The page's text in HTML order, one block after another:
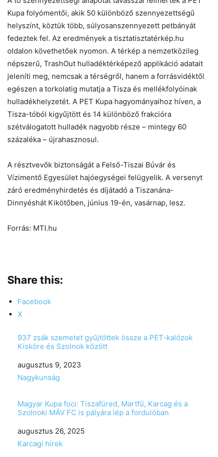
Kupa folyómentői, akik 50 különböző szennyezettségű
helyszínt, köztük több, súlyosanszennyezett petbányát
fedeztek fel. Az eredmények a tisztatisztatérkép.hu
oldalon követhetőek nyomon. A térkép a nemzetközileg
népszerű, TrashOut hulladéktérképező applikáció adatait
jeleníti meg, nemcsak a térségről, hanem a forrásvidéktől
egészen a torkolatig mutatja a Tisza és mellékfolyóinak
hulladékhelyzetét. A PET Kupa hagyományaihoz híven, a
Tisza-tóból kigyűjtött és 14 különböző frakcióra
szétválogatott hulladék nagyobb része – mintegy 60
százaléka – újrahasznosul.
A résztvevők biztonságát a Felső-Tiszai Búvár és
Vízimentő Egyesület hajóegységei felügyelik. A versenyt
záró eredményhirdetés és díjátadó a Tiszanána-
Dinnyéshát Kikötőben, június 19-én, vasárnap, lesz.
Forrás: MTI.hu
Share this:
Facebook
X
937 zsák szemetet gyűjtöttek össze a PET-kalózok
Kisköre és Szolnok között
Date
augusztus 9, 2023
In relation to
Nagykunság
Magyar Kupa foci: Tiszafüred, Martfű, Karcag és a
Szolnoki MÁV FC is pályára lép a fordulóban
Date
augusztus 26, 2025
In relation to
Karcagi hírek